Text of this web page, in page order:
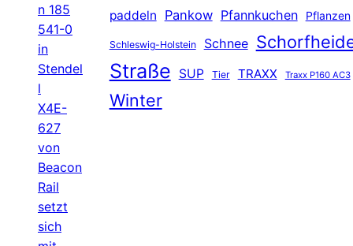
n 185
541-0
in
Stendel
l
X4E-
627
von
Beacon
Rail
setzt
sich
paddeln Pankow Pfannkuchen Pflanzen
Schleswig-Holstein Schnee
Straße SUP Tier TRAXX Traxx P160 AC3
Winter